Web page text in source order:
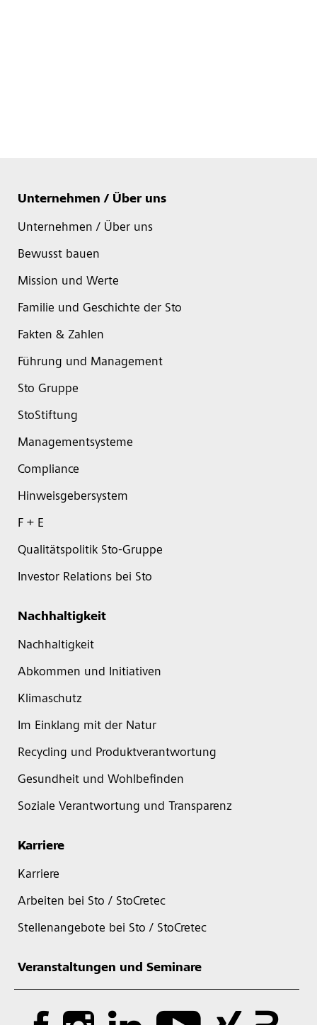
Unternehmen / Über uns
Unternehmen / Über uns
Bewusst bauen
Mission und Werte
Familie und Geschichte der Sto
Fakten & Zahlen
Führung und Management
Sto Gruppe
StoStiftung
Managementsysteme
Compliance
Hinweisgebersystem
F + E
Qualitätspolitik Sto-Gruppe
Investor Relations bei Sto
Nachhaltigkeit
Nachhaltigkeit
Abkommen und Initiativen
Klimaschutz
Im Einklang mit der Natur
Recycling und Produktverantwortung
Gesundheit und Wohlbefinden
Soziale Verantwortung und Transparenz
Karriere
Karriere
Arbeiten bei Sto / StoCretec
Stellenangebote bei Sto / StoCretec
Veranstaltungen und Seminare